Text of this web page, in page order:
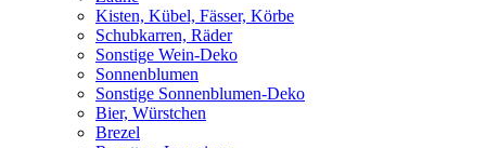
Kisten, Kübel, Fässer, Körbe
Schubkarren, Räder
Sonstige Wein-Deko
Sonnenblumen
Sonstige Sonnenblumen-Deko
Bier, Würstchen
Brezel